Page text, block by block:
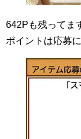
642Pも残ってま
ポイントは応募